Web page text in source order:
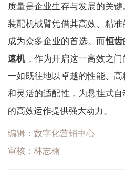
质量是企业生存与发展的关
装配机械臂凭借其高效、精
成为众多企业的首选。而恒
速机，作为开启这一高效之
一如既往地以卓越的性能、
和灵活的适配性，为悬挂式
的高效运作提供强大动力。
编辑：数字化营销中心
审核：林志楠